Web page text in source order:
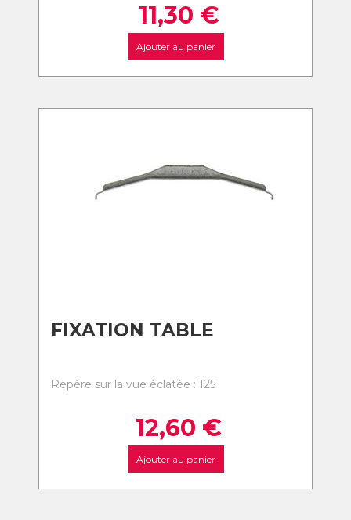
11,30 €
Ajouter au panier
FIXATION TABLE
Repère sur la vue éclatée : 125
12,60 €
Ajouter au panier